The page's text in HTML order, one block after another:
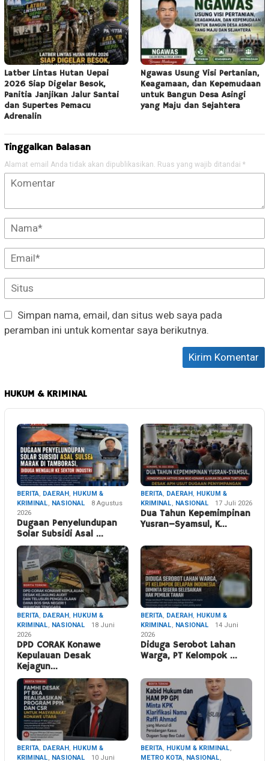
Latber Lintas Hutan Uepai
2026 Siap Digelar Besok,
Panitia Janjikan Jalur Santai
dan Supertes Pemacu
Adrenalin
Ngawas Usung Visi Pertanian,
Keagamaan, dan Kepemudaan
untuk Bangun Desa Asingi
yang Maju dan Sejahtera
Tinggalkan Balasan
Alamat email Anda tidak akan dipublikasikan. Ruas yang wajib ditandai *
Simpan nama, email, dan situs web saya pada
peramban ini untuk komentar saya berikutnya.
HUKUM & KRIMINAL
BERITA, DAERAH, HUKUM &
KRIMINAL, NASIONAL
8 Agustus
2026
Dugaan Penyelundupan
Solar Subsidi Asal …
BERITA, DAERAH, HUKUM &
KRIMINAL, NASIONAL 17 Juli 2026
Dua Tahun Kepemimpinan
Yusran–Syamsul, K…
BERITA, DAERAH, HUKUM &
KRIMINAL, NASIONAL
18 Juni
2026
DPD CORAK Konawe
Kepulauan Desak
Kejagun…
BERITA, DAERAH, HUKUM &
KRIMINAL, NASIONAL
14 Juni
2026
Diduga Serobot Lahan
Warga, PT Kelompok …
BERITA, DAERAH, HUKUM &
KRIMINAL, NASIONAL 10 Juni
BERITA, HUKUM & KRIMINAL,
METRO KOTA, NASIONAL,